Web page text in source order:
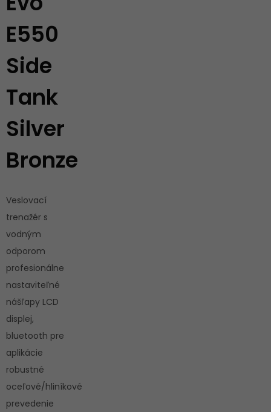
E550
Side
Tank
Silver
Bronze
Veslovací
trenažér s
vodným
odporom
profesionálne
nastaviteľné
nášľapy LCD
displej,
bluetooth pre
aplikácie
robustné
oceľové/hliníkové
prevedenie